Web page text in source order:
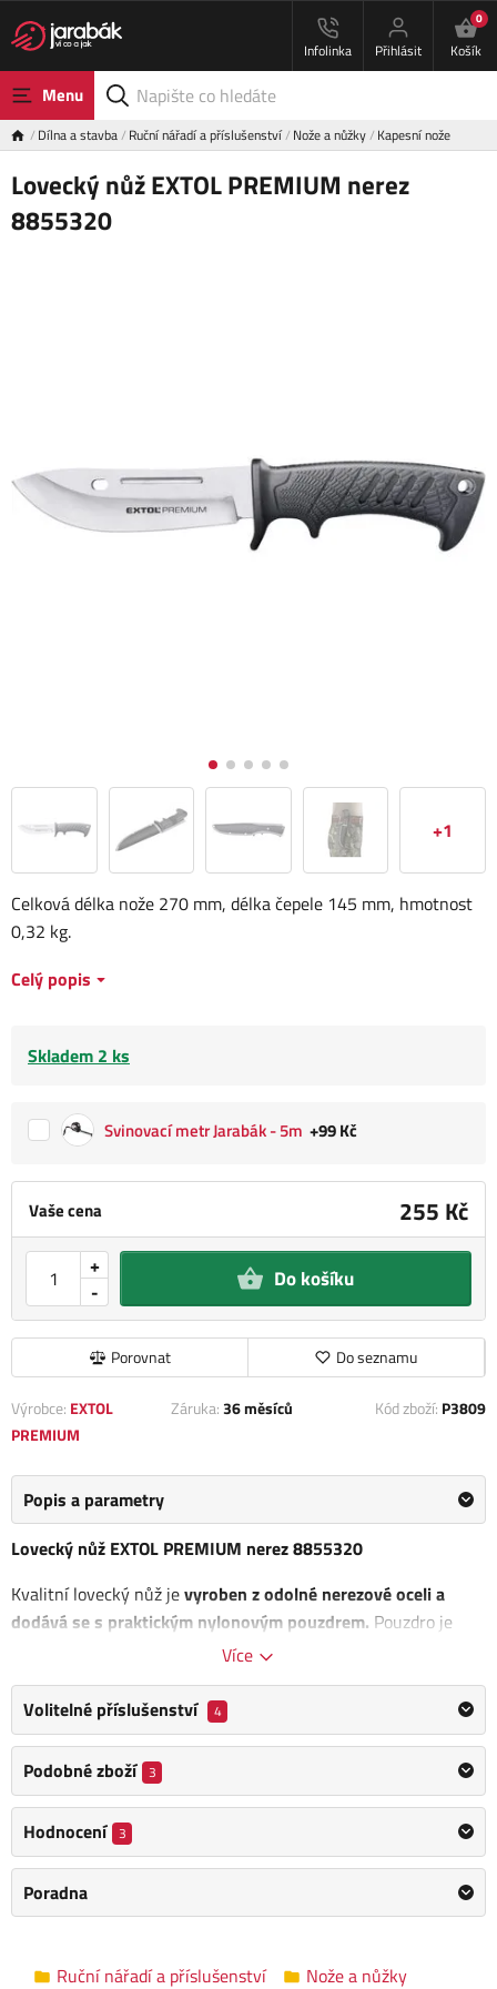
Infolinka Přihlásit
0
Košík
Menu
Dílna a stavba Ruční nářadí a příslušenství Nože a nůžky Kapesní nože
Lovecký nůž EXTOL PREMIUM nerez
8855320
+1
Vaše cena 255 Kč
-
+ Do košíku
Porovnat Do seznamu
Celková délka nože 270 mm, délka čepele 145 mm, hmotnost
0,32 kg.
Celý popis
Skladem 2 ks
Svinovací metr Jarabák - 5m +99 Kč
Výrobce: EXTOL
PREMIUM
Záruka:36 měsíců Kód zboží: P3809
Popis a parametry
Lovecký nůž EXTOL PREMIUM nerez 8855320
Kvalitní lovecký nůž jevyroben z odolné nerezové oceli a
dodává se s praktickým nylonovým pouzdrem. Pouzdro je
vyztuženo nýty, které efektivně chrání švy před
Nůž se vyznačuje celkovou délkou 270 milimetrů, z čehož 145
milimetrů připadá na čepel.
Součástí balení je praktické nylonové pouzdro vybavené
poutkem pro snadné připevnění na opasek
pohodlné nošení a okamžitou dostupnost nože při loveckých
aktivitách.
Výrobce
EXTOL PREMIUM/Informace o výrobci
Více
Volitelné příslušenství 4
Podobné zboží 3
Hodnocení 3
Poradna
Ruční nářadí a příslušenství
Nože a nůžky